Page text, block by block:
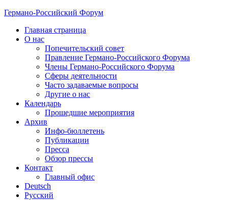
Германо-Российский Форум
Главная страница
О нас
Попечительский совет
Правление Германо-Российского Форума
Члены Германо-Российского Форума
Сферы деятельности
Часто задаваемые вопросы
Другие о нас
Календарь
Прошедшие мероприятия
Архив
Инфо-бюллетень
Публикации
Пресса
Обзор прессы
Контакт
Главный офис
Deutsch
Русский